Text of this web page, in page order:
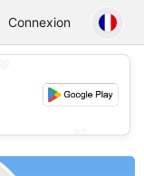
Connexion